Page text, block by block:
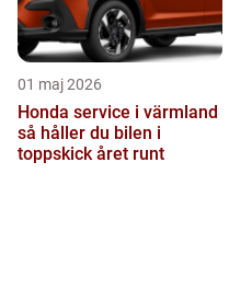
01 maj 2026
Honda service i värmland
så håller du bilen i
toppskick året runt